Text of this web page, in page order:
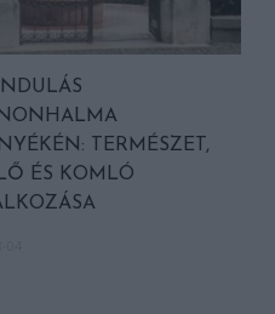
TERMÉSZET,
ÉS KOMLÓ